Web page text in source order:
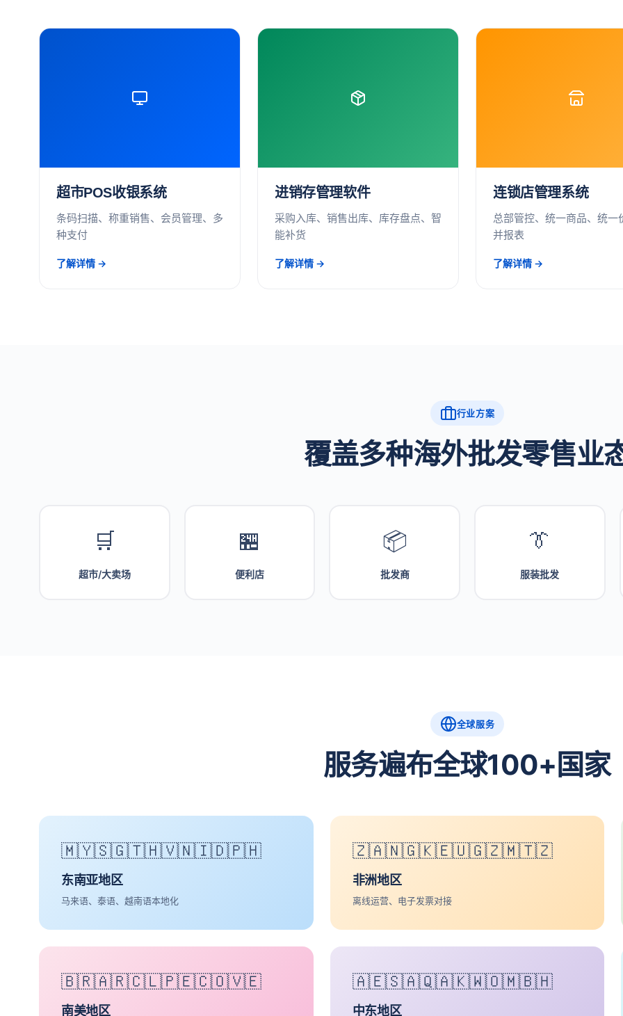
超市POS收银系统
条码扫描、称重销售、会员管理、多
种支付
了解详情 →
进销存管理软件
采购入库、销售出库、库存盘点、智
能补货
了解详情 →
连锁店管理系统
总部管控、统一商品、统一
并报表
了解详情 →
行业方案
覆盖多种海外批发零售业
🛒
超市/大卖场
🏪
便利店
📦
批发商
👔
服装批发
全球服务
服务遍布全球100+国家
🇲🇾🇸🇬🇹🇭🇻🇳🇮🇩🇵🇭
东南亚地区
马来语、泰语、越南语本地化
🇿🇦🇳🇬🇰🇪🇺🇬🇿🇲🇹🇿
非洲地区
离线运营、电子发票对接
🇧🇷🇦🇷🇨🇱🇵🇪🇨🇴🇻🇪
南美地区
🇦🇪🇸🇦🇶🇦🇰🇼🇴🇲🇧🇭
中东地区